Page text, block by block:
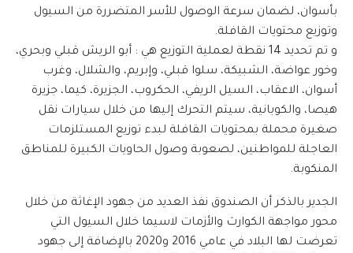
بأسوان، لضمان سرعة الوصول للأسر المتضررة من السيول
وتوزيع محتويات القافلة.
و تم تحديد 14 نقطة لعملية التوزيع هي : أبو الريش قبلي وبحري،
وخور عواضة، الشبيكة، سلوا قبلي، وإبريم، والشلال، وغرب
أسوان، الاعقاب، السيل الريفي، الحكروب، الجزيرة، كيما، جزيرة
هيصا، والكوبانية، سيتم التحرك إليها من خلال سيارات نقل
صغيرة محملة بمحتويات القافلة لبدء توزيع المستلزمات
العاجلة للمواطنين، لصعوبة وصول الحاويات الكبيرة للمناطق
المنكوبة.
الجدير بالذكر أن الصندوق نفذ العديد من جهود الإغاثة من خلال
محور مواجهة الكوارث والأزمات لاسيما خلال السيول التي
تعرضت لها البلاد في عامي 2016 و2020 بالإضافة إلى جهود